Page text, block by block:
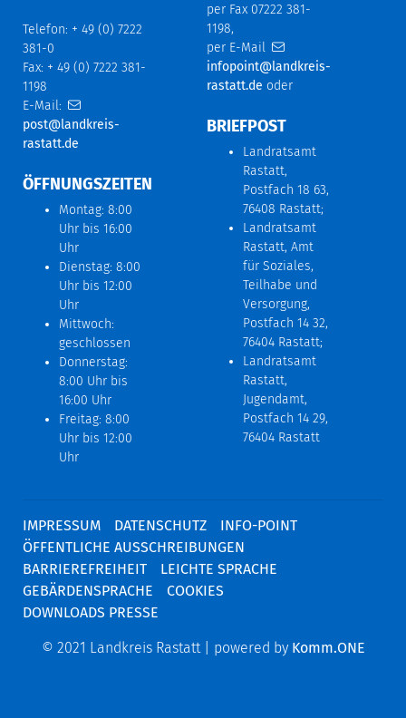
Telefon: + 49 (0) 7222
381-0
Fax: + 49 (0) 7222 381-
1198
E-Mail:
post@landkreis-
rastatt.de
ÖFFNUNGSZEITEN
Montag: 8:00
Uhr bis 16:00
Uhr
Dienstag: 8:00
Uhr bis 12:00
Uhr
Mittwoch:
geschlossen
Donnerstag:
8:00 Uhr bis
16:00 Uhr
Freitag: 8:00
Uhr bis 12:00
Uhr
per Fax 07222 381-
1198,
per E-Mail
infopoint@landkreis-
rastatt.de oder
BRIEFPOST
Landratsamt
Rastatt,
Postfach 18 63,
76408 Rastatt;
Landratsamt
Rastatt, Amt
für Soziales,
Teilhabe und
Versorgung,
Postfach 14 32,
76404 Rastatt;
Landratsamt
Rastatt,
Jugendamt,
Postfach 14 29,
76404 Rastatt
IMPRESSUM DATENSCHUTZ
INFO-POINT
ÖFFENTLICHE AUSSCHREIBUNGEN
BARRIEREFREIHEIT
LEICHTE SPRACHE
GEBÄRDENSPRACHE
COOKIES
DOWNLOADS PRESSE
© 2021 Landkreis Rastatt | powered by Komm.ONE